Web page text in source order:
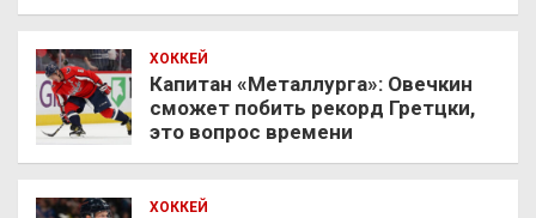
ХОККЕЙ
Капитан «Металлурга»: Овечкин
сможет побить рекорд Гретцки,
это вопрос времени
ХОККЕЙ